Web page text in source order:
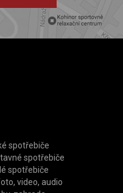
spotřebiče
spotřebiče
spotřebiče
video, audio